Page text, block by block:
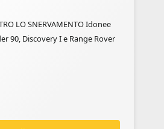
LO SNERVAMENTO Idonee
90, Discovery I e Range Rover